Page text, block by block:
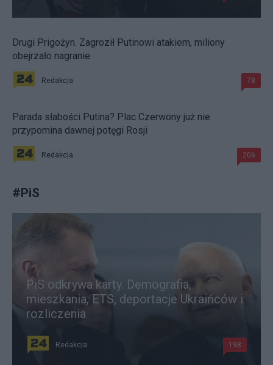
Drugi Prigożyn. Zagroził Putinowi atakiem, miliony
obejrzało nagranie
Redakcja 78
Parada słabości Putina? Plac Czerwony już nie
przypomina dawnej potęgi Rosji
Redakcja 206
#PiS
PiS odkrywa karty. Demografia,
mieszkania, ETS, deportacje Ukraińców i
rozliczenia
Redakcja 198